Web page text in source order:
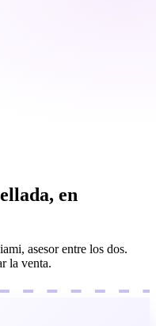
en
asesor entre los dos.
la venta.